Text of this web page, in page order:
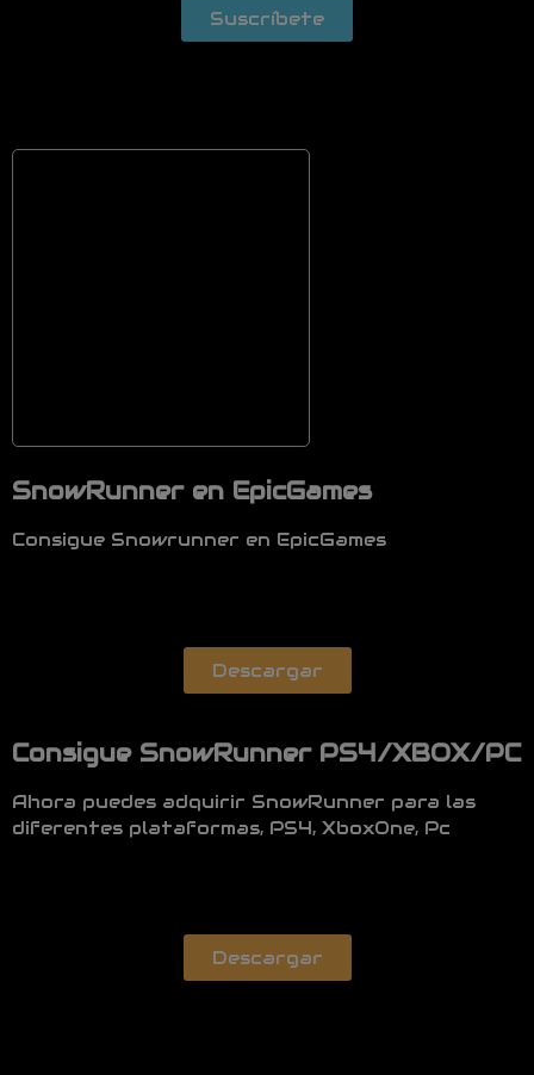
Suscríbete
SnowRunner en EpicGames
Consigue Snowrunner en EpicGames
Descargar
Consigue SnowRunner PS4/XBOX/PC
Ahora puedes adquirir SnowRunner para las
diferentes plataformas, PS4, XboxOne, Pc
Descargar